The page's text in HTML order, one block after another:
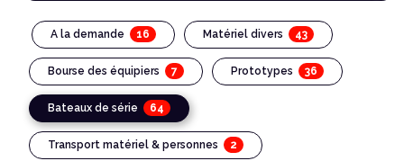
A la demande 16 Matériel divers 43
Bourse des équipiers 7 Prototypes 36
Bateaux de série 64
Transport matériel & personnes 2